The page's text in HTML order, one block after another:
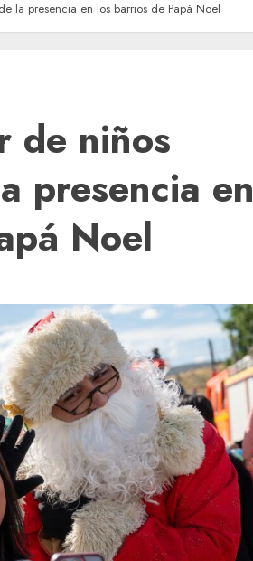
la presencia en los barrios de Papá Noel
de niños
presencia en
Noel